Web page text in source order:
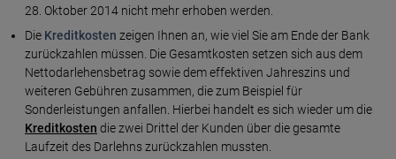
28. Oktober 2014 nicht mehr erhoben werden.
Die Kreditkosten zeigen Ihnen an, wie viel Sie am Ende der Bank
zurückzahlen müssen. Die Gesamtkosten setzen sich aus dem
Nettodarlehensbetrag sowie dem effektiven Jahreszins und
weiteren Gebühren zusammen, die zum Beispiel für
Sonderleistungen anfallen. Hierbei handelt es sich wieder um die
Kreditkosten die zwei Drittel der Kunden über die gesamte
Laufzeit des Darlehns zurückzahlen mussten.